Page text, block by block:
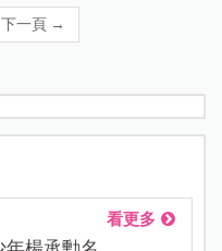
下一頁 →
看更多